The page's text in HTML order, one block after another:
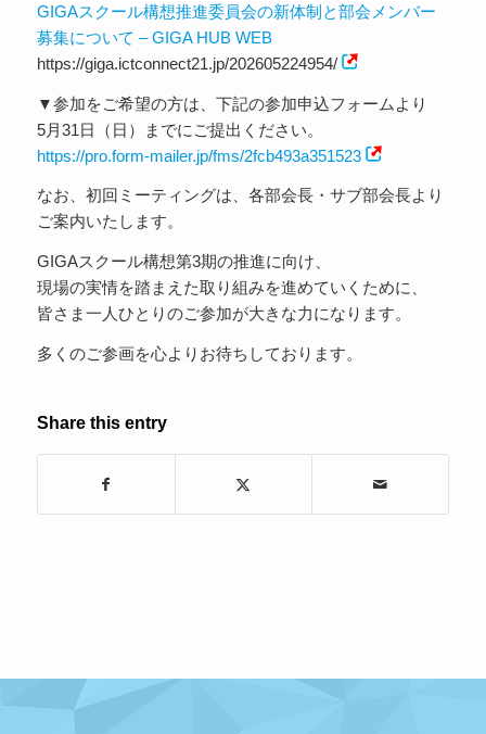
GIGAスクール構想推進委員会の新体制と部会メンバー
募集について – GIGA HUB WEB
https://giga.ictconnect21.jp/202605224954/
▼参加をご希望の方は、下記の参加申込フォームより
5月31日（日）までにご提出ください。
https://pro.form-mailer.jp/fms/2fcb493a351523
なお、初回ミーティングは、各部会長・サブ部会長より
ご案内いたします。
GIGAスクール構想第3期の推進に向け、
現場の実情を踏まえた取り組みを進めていくために、
皆さま一人ひとりのご参加が大きな力になります。
多くのご参画を心よりお待ちしております。
Share this entry